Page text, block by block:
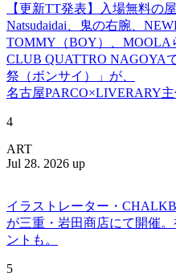
【更新TT発表】入場無料の
Natsudaidai、鬼の右腕、
TOMMY（BOY）、MOOLA
CLUB QUATTRO NAGOYA
祭（ボンサイ）」が、
名古屋PARCO×LIVERARY主
4
ART
Jul 28. 2026 up
イラストレーター・
が三重・岩田商店にて開催
ントも。
5